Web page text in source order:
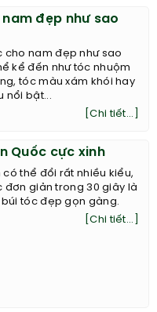
đẹp như sao
cho nam đẹp như sao
kể đến như tóc nhuộm
tóc màu xám khói hay
nổi bật...
[Chi tiết...]
Quốc cực xinh
thể đổi rất nhiều kiểu,
đơn giản trong 30 giây là
tóc đẹp gọn gàng.
[Chi tiết...]